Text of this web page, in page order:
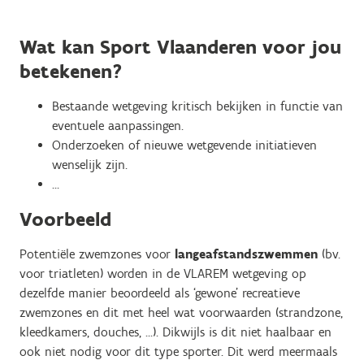
Wat kan Sport Vlaanderen voor jou
betekenen?
Bestaande wetgeving kritisch bekijken in functie van
eventuele aanpassingen.
Onderzoeken of nieuwe wetgevende initiatieven
wenselijk zijn.
…
Voorbeeld
Potentiële zwemzones voor langeafstandszwemmen (bv.
voor triatleten) worden in de VLAREM wetgeving op
dezelfde manier beoordeeld als ‘gewone’ recreatieve
zwemzones en dit met heel wat voorwaarden (strandzone,
kleedkamers, douches, …). Dikwijls is dit niet haalbaar en
ook niet nodig voor dit type sporter. Dit werd meermaals